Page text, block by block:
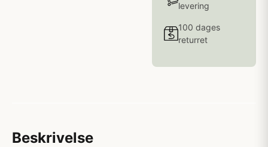
levering
100 dages
returret
Beskrivelse